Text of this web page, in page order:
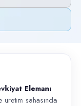
Elemanı
üretim sahasında